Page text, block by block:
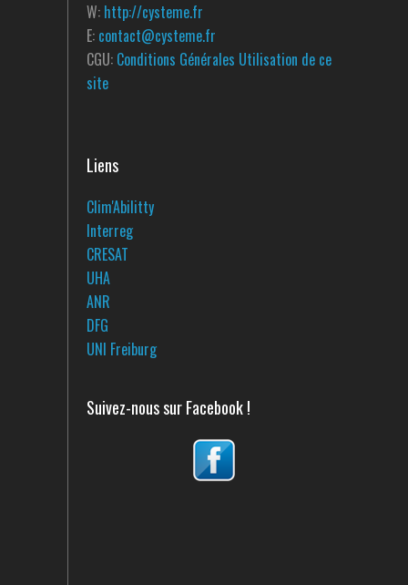
W: http://cysteme.fr
E: contact@cysteme.fr
CGU: Conditions Générales Utilisation de ce
site
Liens
Clim'Abilitty
Interreg
CRESAT
UHA
ANR
DFG
UNI Freiburg
Suivez-nous sur Facebook !